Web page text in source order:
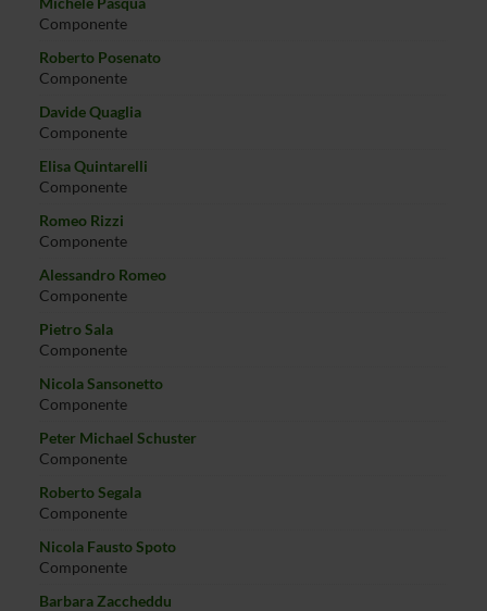
Componente
Roberto Posenato
Componente
Davide Quaglia
Componente
Elisa Quintarelli
Componente
Romeo Rizzi
Componente
Alessandro Romeo
Componente
Pietro Sala
Componente
Nicola Sansonetto
Componente
Peter Michael Schuster
Componente
Roberto Segala
Componente
Nicola Fausto Spoto
Componente
Barbara Zaccheddu